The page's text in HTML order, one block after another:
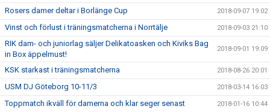
Rosers damer deltar i Borlänge Cup 2018-09-07 19:02
Vinst och förlust i träningsmatcherna i Norrtälje 2018-09-03 21:10
RIK dam- och juniorlag säljer Delikatoasken och Kiviks Bag
in Box äppelmust!
2018-09-01 19:09
KSK starkast i träningsmatcherna 2018-08-26 20:01
USM DJ Göteborg 10-11/3 2018-03-14 16:03
Toppmatch ikväll för damerna och klar seger senast 2018-01-16 10:44